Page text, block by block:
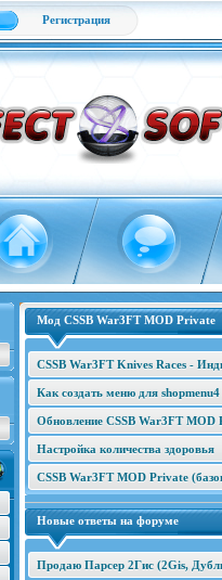
Регистрация
Мод CSSB War3FT MOD Private
CSSB War3FT Knives Races -
Как создать меню для shopmenu4
Обновление CSSB War3FT MOD
Настройка количества здоровья
CSSB War3FT MOD Private
Новые ответы на форуме
Продаю Парсер 2Гис (2Gis,